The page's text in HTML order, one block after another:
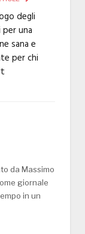
degli
una
sana e
per chi
da Massimo
giornale
in un